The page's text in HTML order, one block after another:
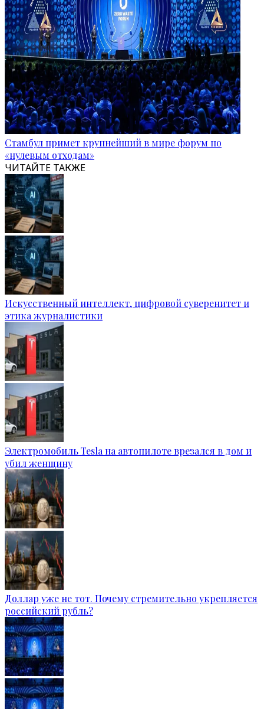
Стамбул примет крупнейший в мире форум по
«нулевым отходам»
ЧИТАЙТЕ ТАКЖЕ
Искусственный интеллект, цифровой суверенитет и
этика журналистики
Электромобиль Tesla на автопилоте врезался в дом и
убил женщину
Доллар уже не тот. Почему стремительно укрепляется
российский рубль?